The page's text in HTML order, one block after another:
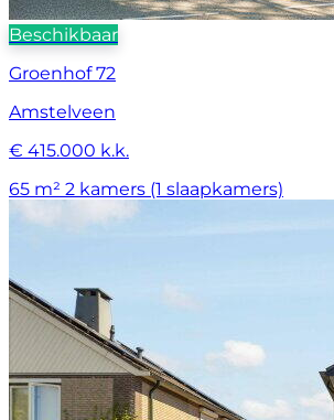
Beschikbaar
Groenhof 72
Amstelveen
€ 415.000 k.k.
65 m² 2 kamers (1 slaapkamers)